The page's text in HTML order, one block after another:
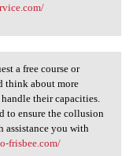
a
a free course or
think about more
their capacities.
to ensure the collusion
assistance you with
frisbee.com/